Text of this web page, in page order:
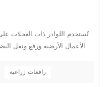
تُستخدم اللوادر ذات العجلات
الأعمال الأرضية ورفع ونقل
رافعات زراعية